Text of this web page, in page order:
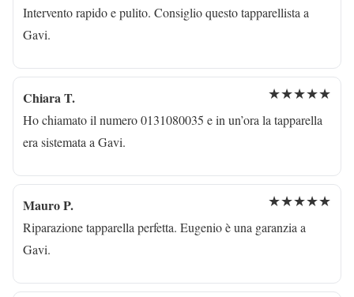
Intervento rapido e pulito. Consiglio questo tapparellista a
Gavi.
Chiara T. ★★★★★
Ho chiamato il numero 0131080035 e in un’ora la tapparella
era sistemata a Gavi.
Mauro P. ★★★★★
Riparazione tapparella perfetta. Eugenio è una garanzia a
Gavi.